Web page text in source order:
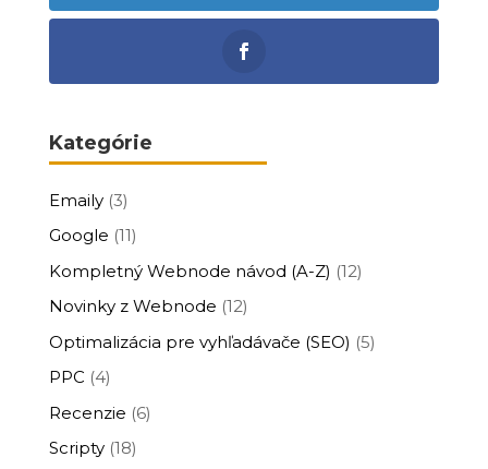
Kategórie
Emaily(3)
Google (11)
Kompletný Webnode návod (A-Z) (12)
Novinky z Webnode (12)
Optimalizácia pre vyhľadávače (SEO) (5)
PPC (4)
Recenzie (6)
Scripty(18)